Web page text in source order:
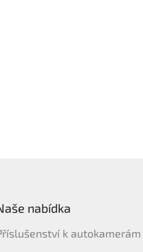
nabídka
k autokamerám